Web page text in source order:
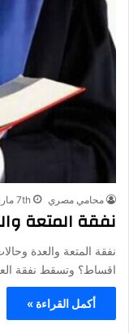
محامي مصري 7th مارس 2023
نفقة المتعة
نفقة المتعة والعدة
اقساط؟ وتسقط نفقة العدة
أكمل القراءة »